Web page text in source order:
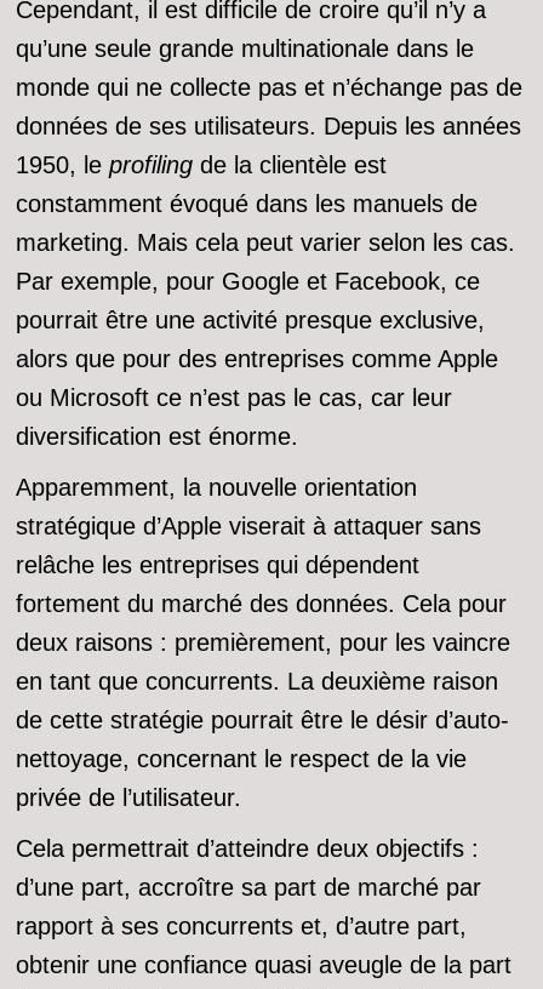
Cependant, il est difficile de croire qu’il n’y a
qu’une seule grande multinationale dans le
monde qui ne collecte pas et n’échange pas de
données de ses utilisateurs. Depuis les années
1950, leprofiling de la clientèle est
constamment évoqué dans les manuels de
marketing. Mais cela peut varier selon les cas.
Par exemple, pour Google et Facebook, ce
pourrait être une activité presque exclusive,
alors que pour des entreprises comme Apple
ou Microsoft ce n’est pas le cas, car leur
diversification est énorme.
Apparemment, la nouvelle orientation
stratégique d’Apple viserait à attaquer sans
relâche les entreprises qui dépendent
fortement du marché des données. Cela pour
deux raisons : premièrement, pour les vaincre
en tant que concurrents. La deuxième raison
de cette stratégie pourrait être le désir d’auto-
nettoyage, concernant le respect de la vie
privée de l’utilisateur.
Cela permettrait d’atteindre deux objectifs :
d’une part, accroître sa part de marché par
rapport à ses concurrents et, d’autre part,
obtenir une confiance quasi aveugle de la part